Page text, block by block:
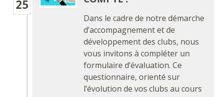
25
Dans le cadre de notre démarche
d’accompagnement et de
développement des clubs, nous
vous invitons à compléter un
formulaire d’évaluation. Ce
questionnaire, orienté sur
l’évolution de vos clubs au cours